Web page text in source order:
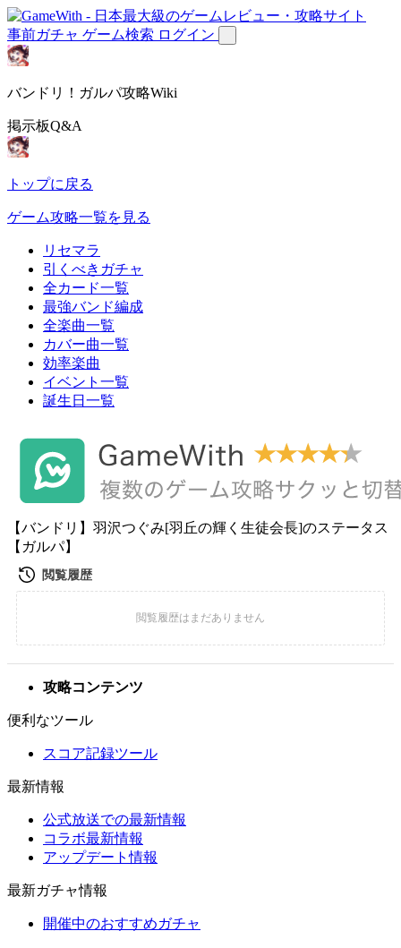
事前ガチャ ゲーム検索 ログイン
バンドリ！ガルパ攻略Wiki
掲示板Q&A
トップに戻る
ゲーム攻略一覧を見る
リセマラ
引くべきガチャ
全カード一覧
最強バンド編成
全楽曲一覧
カバー曲一覧
効率楽曲
イベント一覧
誕生日一覧
【バンドリ】羽沢つぐみ[羽丘の輝く生徒会長]のステータス
【ガルパ】
攻略コンテンツ
便利なツール
スコア記録ツール
最新情報
公式放送での最新情報
コラボ最新情報
アップデート情報
最新ガチャ情報
開催中のおすすめガチャ